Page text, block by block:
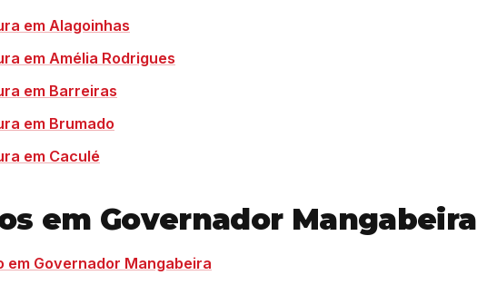
em Alagoinhas
em Amélia Rodrigues
em Barreiras
em Brumado
em Caculé
em Governador Mangabeira
em Governador Mangabeira